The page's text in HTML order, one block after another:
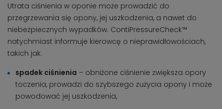
Utrata ciśnienia w oponie może prowadzić do
przegrzewania się opony, jej uszkodzenia, a nawet do
niebezpiecznych wypadków. ContiPressureCheck™
natychmiast informuje kierowcę o nieprawidłowościach,
takich jak:
spadek ciśnienia – obniżone ciśnienie zwiększa opory
toczenia, prowadzi do szybszego zużycia opony i może
powodować jej uszkodzenia,